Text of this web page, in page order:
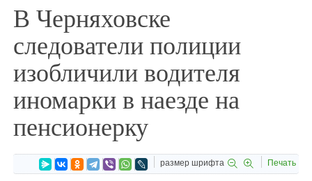
В Черняховске
следователи полиции
изобличили водителя
иномарки в наезде на
пенсионерку
размер шрифта Печать